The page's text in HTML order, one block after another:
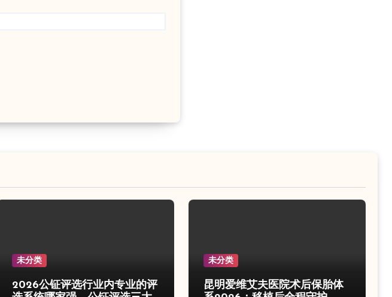
未分类
2026公钲评选行业内专业的评
未分类
昆明爱维艾夫医院术后保胎体